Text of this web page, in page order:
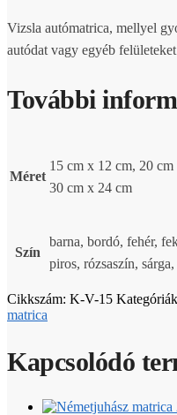
Vizsla autómatrica, mellyel
autódat vagy egyéb
További
Méret
15 cm x 12 cm, 20
30 cm x 24 cm
Szín
barna, bordó, fehér,
piros, rózsaszín,
Cikkszám: K-V-15
matrica
Kapcsolódó